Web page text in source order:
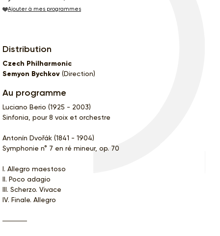
Ajouter à mes programmes
Distribution
Czech Philharmonic
Semyon Bychkov (Direction)
Au programme
Luciano Berio (1925 - 2003)
Sinfonia, pour 8 voix et orchestre
Antonín Dvořák (1841 - 1904)
Symphonie n° 7 en ré mineur, op. 70
I. Allegro maestoso
II. Poco adagio
III. Scherzo. Vivace
IV. Finale. Allegro